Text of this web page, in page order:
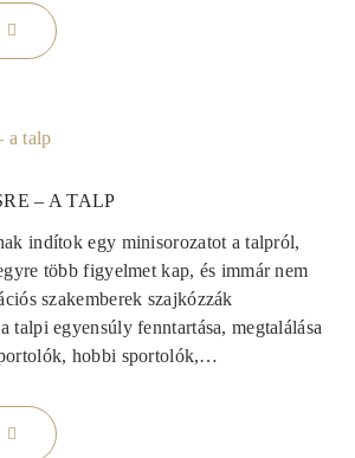
– A TALP
indítok egy minisorozatot a talpról,
több figyelmet kap, és immár nem
szakemberek szajkózzák
talpi egyensúly fenntartása, megtalálása
hobbi sportolók,…